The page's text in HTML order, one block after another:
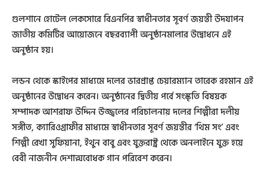
গুলশানে হোটেল লেকসোরে বিএনপির স্বাধীনতার সূবর্ণ জয়ন্তী উদযাপন
জাতীয় কমিটির আয়োজনে বছরব্যাপী অনুষ্ঠানমালার উদ্বোধনে এই
অনুষ্ঠান হয়।
লন্ডন থেকে স্কাইপের মাধ্যমে দলের ভারপ্রাপ্ত চেয়ারম্যান তারেক রহমান এই
অনুষ্ঠানের উদ্বোধন করেন। অনুষ্ঠানের দ্বিতীয় পর্বে সংস্কৃতি বিষয়ক
সম্পাদক আশরাফ উদ্দিন উজ্জ্বলের পরিচালনায় দলের শিল্পীরা দলীয়
সঙ্গীত, ক্যারিওগ্রাফীর মাধ্যমে স্বাধীনতার সূবর্ণ জয়ন্তীর ‘থিম সং’ এবং
শিল্পী রেখা সুফিয়ানা, ইথুন বাবু এবং যুক্তরাষ্ট্র থেকে অনলাইনে যুক্ত হয়ে
বেবী নাজনীন দেশাত্মবোধক গান পরিবেশ করেন।